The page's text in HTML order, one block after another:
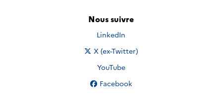
Nous suivre
Nous suivre sur
LinkedIn
Nous suivre sur
X (ex-Twitter)
Nous suivre sur
YouTube
Nous suivre sur
Facebook